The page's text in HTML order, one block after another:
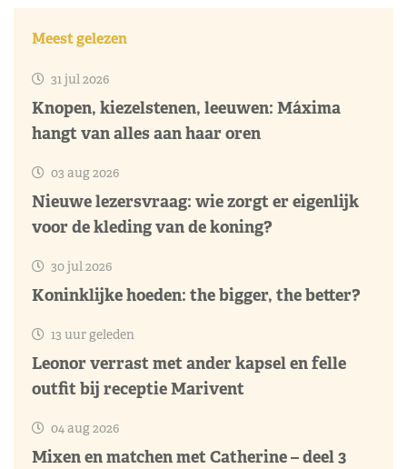
Meest gelezen
31 jul 2026
Knopen, kiezelstenen, leeuwen: Máxima
hangt van alles aan haar oren
03 aug 2026
Nieuwe lezersvraag: wie zorgt er eigenlijk
voor de kleding van de koning?
30 jul 2026
Koninklijke hoeden: the bigger, the better?
13 uur geleden
Leonor verrast met ander kapsel en felle
outfit bij receptie Marivent
04 aug 2026
Mixen en matchen met Catherine – deel 3